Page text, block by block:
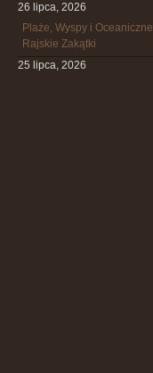
26 lipca, 2026
Plaże, Wyspy i Oceaniczne
Rajskie Zakątki
25 lipca, 2026